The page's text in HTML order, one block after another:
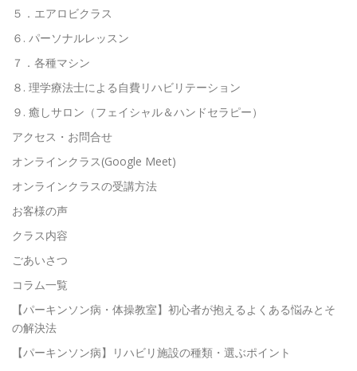
５．エアロビクラス
６. パーソナルレッスン
７．各種マシン
８. 理学療法士による自費リハビリテーション
９. 癒しサロン（フェイシャル＆ハンドセラピー）
アクセス・お問合せ
オンラインクラス(Google Meet)
オンラインクラスの受講方法
お客様の声
クラス内容
ごあいさつ
コラム一覧
【パーキンソン病・体操教室】初心者が抱えるよくある悩みとそ
の解決法
【パーキンソン病】リハビリ施設の種類・選ぶポイント